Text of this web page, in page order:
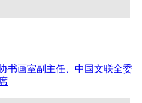
书画室副主任、中国文联全委